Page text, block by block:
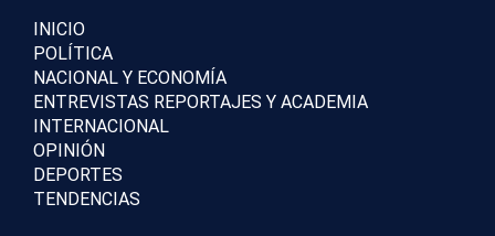
INICIO
POLÍTICA
NACIONAL Y ECONOMÍA
ENTREVISTAS REPORTAJES Y ACADEMIA
INTERNACIONAL
OPINIÓN
DEPORTES
TENDENCIAS